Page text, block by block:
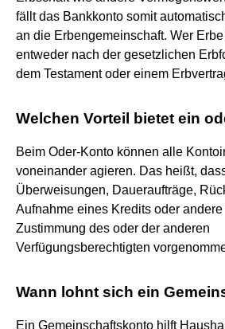
fällt das Bankkonto somit
an die Erbengemeinschaft. Wer
entweder nach der gesetzlichen
dem Testament oder einem
Welchen Vorteil bietet ein
Beim Oder-Konto können alle
voneinander agieren. Das heißt,
Überweisungen, Daueraufträge,
Aufnahme eines Kredits oder
Zustimmung des oder der anderen
Verfügungsberechtigten
Wann lohnt sich ein
Ein Gemeinschaftskonto hilft